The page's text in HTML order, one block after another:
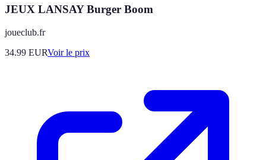
JEUX LANSAY Burger Boom
joueclub.fr
34.99 EURVoir le prix